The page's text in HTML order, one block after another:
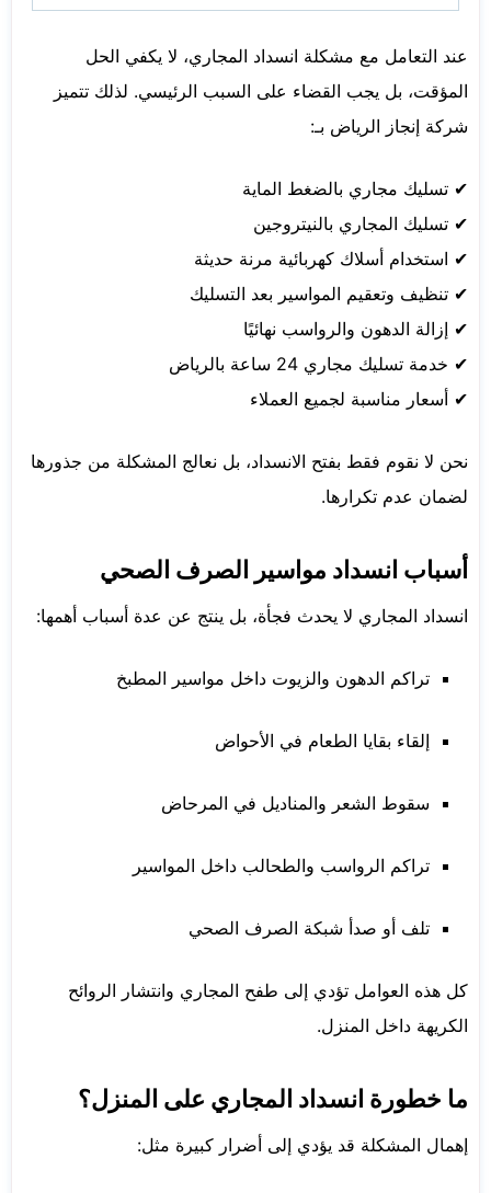
عند التعامل مع مشكلة انسداد المجاري، لا يكفي الحل
المؤقت، بل يجب القضاء على السبب الرئيسي. لذلك تتميز
شركة إنجاز الرياض بـ:
✔ تسليك مجاري بالضغط الماية
✔ تسليك المجاري بالنيتروجين
✔ استخدام أسلاك كهربائية مرنة حديثة
✔ تنظيف وتعقيم المواسير بعد التسليك
✔ إزالة الدهون والرواسب نهائيًا
✔ خدمة تسليك مجاري 24 ساعة بالرياض
✔ أسعار مناسبة لجميع العملاء
نحن لا نقوم فقط بفتح الانسداد، بل نعالج المشكلة من جذورها
لضمان عدم تكرارها.
أسباب انسداد مواسير الصرف الصحي
انسداد المجاري لا يحدث فجأة، بل ينتج عن عدة أسباب أهمها:
تراكم الدهون والزيوت داخل مواسير المطبخ
إلقاء بقايا الطعام في الأحواض
سقوط الشعر والمناديل في المرحاض
تراكم الرواسب والطحالب داخل المواسير
تلف أو صدأ شبكة الصرف الصحي
كل هذه العوامل تؤدي إلى طفح المجاري وانتشار الروائح
الكريهة داخل المنزل.
ما خطورة انسداد المجاري على المنزل؟
إهمال المشكلة قد يؤدي إلى أضرار كبيرة مثل: